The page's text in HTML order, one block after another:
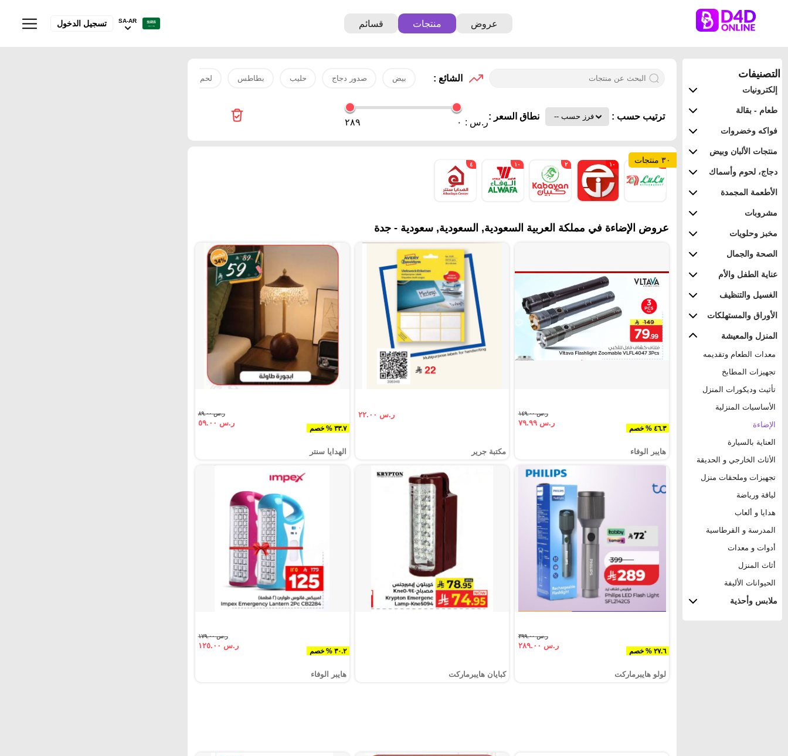
عروض منتجات قسائم SA-AR تسجيل الدخول
التصنيفات
إلكترونيات
طعام - بقالة
فواكه وخضروات
منتجات الألبان وبيض
دجاج، لحوم وأسماك
الأطعمة المجمدة
مشروبات
مخبز وحلويات
الصحة والجمال
عناية الطفل والأم
الغسيل والتنظيف
الأوراق والمستهلكات
المنزل والمعيشة
معدات الطعام وتقديمه
تجهيزات المطابخ
تأثيث وديكورات المنزل
الأساسيات المنزلية
الإضاءة
العناية بالسيارة
الأثاث الخارجي و الحديقة
تجهيزات وملحقات منزل
لياقة ورياضة
هدايا و ألعاب
المدرسة و القرطاسية
أدوات و معدات
أثاث المنزل
الحيوانات الأليفة
ملابس وأحذية
الشائع : بيض صدور دجاج حليب بطاطس لحم
ترتيب حسب : نطاق السعر :
ر.س : ٠ ٢٨٩
٣٠ منتجات ١٠ ٢ ١٠ ٤
عروض الإضاءة في مملكة العربية السعودية, السعودية, سعودية - جدة
٤٦.٣ % خصم
ر.س ١٤٩.٠٠
ر.س ٧٩.٩٩
هايبر الوفاء
ر.س ٢٢.٠٠
مكتبة جرير
٣٣.٧ % خصم
ر.س ٨٩.٠٠
ر.س ٥٩.٠٠
الهدايا سنتر
٢٧.٦ % خصم
ر.س ٣٩٩.٠٠
ر.س ٢٨٩.٠٠
لولو هايبرماركت كبايان هايبرماركت
٣٠.٢ % خصم
ر.س ١٧٩.٠٠
ر.س ١٢٥.٠٠
هايبر الوفاء